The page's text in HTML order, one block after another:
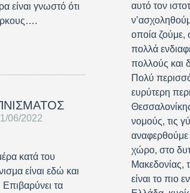
είναι γνωστό ότι
06/2022
κατά του
είναι εδώ και
τα
αυτό τον
οποία ζούμε,
πολλά
πολλούς και
Πολύ
ευρύτερη
νομούς, τις
αναφερθούμε
χώρο, στο
Μακεδονίας,
είναι το πιο